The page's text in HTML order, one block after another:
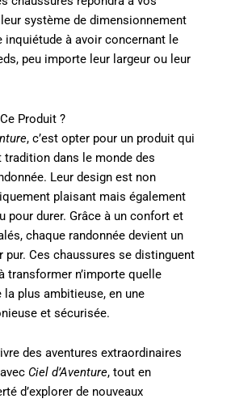
système de dimensionnement
inquiétude à avoir concernant le
peu importe leur largeur ou leur
Produit ?
, c’est opter pour un produit qui
dans le monde des
Leur design est non
plaisant mais également
pour durer. Grâce à un confort et
chaque randonnée devient un
pur. Ces chaussures se distinguent
transformer n’importe quelle
la plus ambitieuse, en une
et sécurisée.
des aventures extraordinaires
Ciel d’Aventure, tout en
d’explorer de nouveaux